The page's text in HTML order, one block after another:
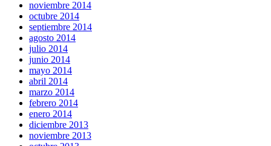
noviembre 2014
octubre 2014
septiembre 2014
agosto 2014
julio 2014
junio 2014
mayo 2014
abril 2014
marzo 2014
febrero 2014
enero 2014
diciembre 2013
noviembre 2013